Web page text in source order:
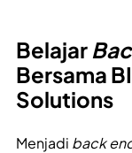
Belajar
Bersama
Solutions
Menjadi back